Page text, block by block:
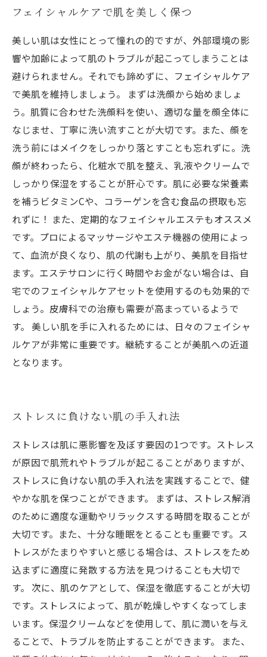
フェイシャルケアで肌を美しく保つ
美しい肌は女性にとって憧れの的ですが、外部環境の影
響や加齢によって肌のトラブルが起こってしまうことは
避けられません。それでも諦めずに、フェイシャルケア
で美肌を維持しましょう。 まずは洗顔から始めましょ
う。肌質に合わせた洗顔料を使い、適切な量を顔全体に
なじませ、丁寧に洗い流すことが大切です。また、顔を
洗う前にはメイクをしっかり落とすことも忘れずに。洗
顔が終わったら、化粧水で肌を整え、乳液やクリームで
しっかり保湿をすることが肝心です。肌に必要な栄養素
を補うビタミンCや、コラーゲンを含む食品の摂取も忘
れずに！ また、定期的なフェイシャルエステもオススメ
です。プロによるマッサージやエステ機器の使用によっ
て、血流が良くなり、肌の代謝も上がり、美肌を目指せ
ます。エステサロンに行く時間やお金がない場合は、自
宅でのフェイシャルケアセットを使用するのも効果的で
しょう。皮膚科での治療も需要が高まっているようで
す。 美しい肌を手に入れるためには、日々のフェイシャ
ルケアが非常に重要です。継続することが美肌への近道
となります。
ストレスに負けない肌の手入れ法
ストレスは肌に悪影響を及ぼす要因の1つです。ストレス
が原因で肌荒れやトラブルが起こることがありますが、
ストレスに負けない肌の手入れ法を実践することで、健
やかな肌を保つことができます。 まずは、ストレス解消
のために適度な運動やリラックスする時間を取ることが
大切です。また、十分な睡眠をとることも重要です。ス
トレスがたまりやすいと感じる場合は、ストレスをため
込まずに適度に発散する方法を見つけることも大切で
す。 次に、肌のケアとして、保湿を徹底することが大切
です。ストレスによって、肌が乾燥しやすくなってしま
います。保湿クリームなどを使用して、肌に潤いを与え
ることで、トラブルを防止することができます。 また、